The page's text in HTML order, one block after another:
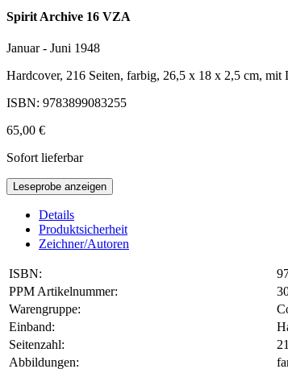
Spirit Archive 16 VZA
Januar - Juni 1948
Hardcover, 216 Seiten, farbig, 26,5 x 18 x 2,5 cm, mit
ISBN: 9783899083255
65,00 €
Sofort lieferbar
Leseprobe anzeigen
Details
Produktsicherheit
Zeichner/Autoren
ISBN:
PPM Artikelnummer:
Warengruppe:
Einband:
Seitenzahl:
Abbildungen: